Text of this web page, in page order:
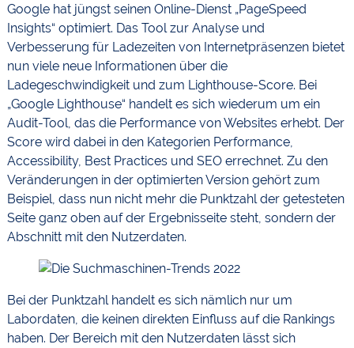
Google hat jüngst seinen Online-Dienst „PageSpeed
Insights“ optimiert. Das Tool zur Analyse und
Verbesserung für Ladezeiten von Internetpräsenzen bietet
nun viele neue Informationen über die
Ladegeschwindigkeit und zum Lighthouse-Score. Bei
„Google Lighthouse“ handelt es sich wiederum um ein
Audit-Tool, das die Performance von Websites erhebt. Der
Score wird dabei in den Kategorien Performance,
Accessibility, Best Practices und SEO errechnet. Zu den
Veränderungen in der optimierten Version gehört zum
Beispiel, dass nun nicht mehr die Punktzahl der getesteten
Seite ganz oben auf der Ergebnisseite steht, sondern der
Abschnitt mit den Nutzerdaten.
Bei der Punktzahl handelt es sich nämlich nur um
Labordaten, die keinen direkten Einfluss auf die Rankings
haben. Der Bereich mit den Nutzerdaten lässt sich